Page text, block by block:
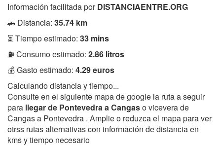
Información facilitada porDISTANCIAENTRE.ORG
🚗 Distancia: 35.74 km
⏳ Tiempo estimado: 33 mins
⛽ Consumo estimado: 2.86 litros
💰 Gasto estimado: 4.29 euros
Calculando distancia y tiempo...
Consulte en el siguiente mapa de google la ruta a seguir
para llegar de Pontevedra a Cangaso vicevera de
Cangas a Pontevedra . Amplie o reduzca el mapa para ver
otrss rutas alternativas con información de distancia en
kms y tiempo necesario